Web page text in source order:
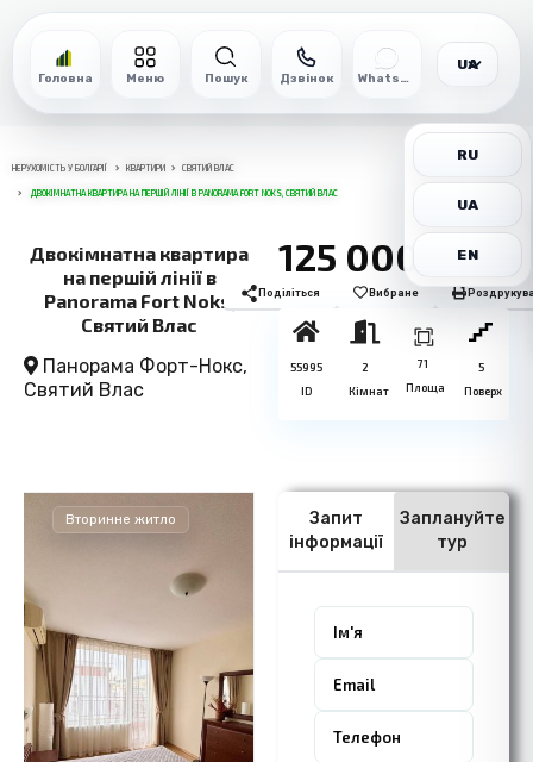
Головна Меню Пошук Дзвінок WhatsApp
UA
RU
UA
EN
НЕРУХОМІСТЬ У БОЛГАРІЇ КВАРТИРИ СВЯТИЙ ВЛАС
ДВОКІМНАТНА КВАРТИРА НА ПЕРШІЙ ЛІНІЇ В PANORAMA FORT NOKS, СВЯТИЙ ВЛАС
Двокімнатна квартира
на першій лінії в
Panorama Fort Noks,
Святий Влас
Панорама Форт-Нокс,
Святий Влас
125 000€
Поділіться Вибране
55995
ID
2
Кімнат
71
Площа
5
Поверх
Вторинне житло
Запит
інформації
Заплануйте
тур